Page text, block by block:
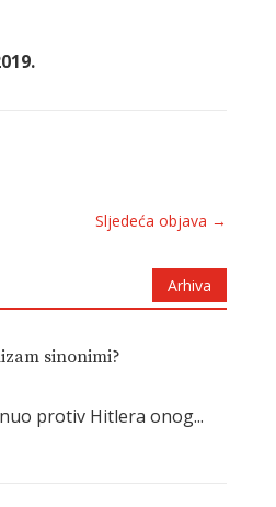
Sljedeća objava →
Arhiva
sinonimi?
protiv Hitlera onog...